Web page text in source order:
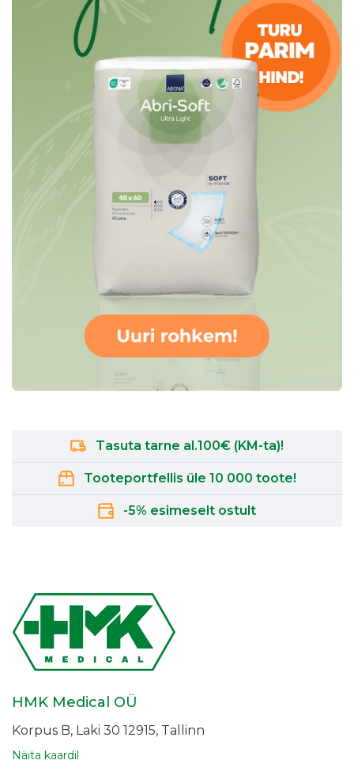
Tasuta tarne al.100€ (KM-ta)!
Tooteportfellis üle 10 000 toote!
-5% esimeselt ostult
HMK Medical OÜ
Korpus B, Laki 30 12915, Tallinn
Näita kaardil